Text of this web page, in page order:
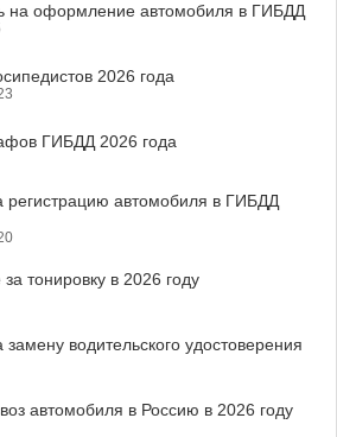
на оформление автомобиля в ГИБДД
2026 года
ГИБДД 2026 года
регистрацию автомобиля в ГИБДД
тонировку в 2026 году
водительского удостоверения
автомобиля в Россию в 2026 году